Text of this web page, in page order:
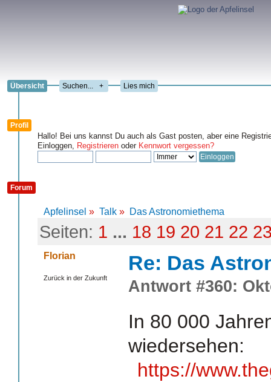
Übersicht + Lies mich
Profil
Hallo! Bei uns kannst Du auch als Gast posten, aber eine
Einloggen, Registrieren oder Kennwort vergessen?
Forum
Apfelinsel » Talk » Das Astronomiethema
Seiten: 1 ... 18 19 20 21 22
Florian
Zurück in der Zukunft
Re: Das
Antwort #360:
In 80 000
wiedersehen:
https://